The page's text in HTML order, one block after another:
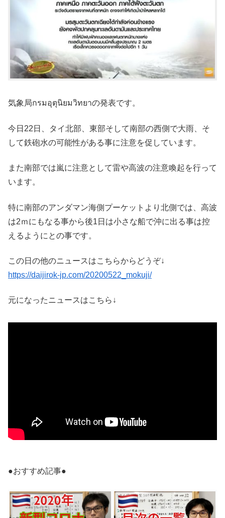
気象局กรมอุตุนิยมวิทยาの発表です。
今日22日、タイ北部、東部そして南部の西側で大雨、そ
して鉄砲水の可能性がある事に注意を促しています。
また南部では嵐に注意として雷や高波の注意喚起を行って
います。
特に南部のアンダマン海側プーケットより北側では、高波
は2ｍにもなる事から後1日は小さな船で沖に出る事は控
えるようにとの事です。
この日の他のニュースはこちらからどうぞ↓
https://daijirok-jp.com/20200522_mokuji/
元になったニュースはこちら↓
●おすすめ記事●